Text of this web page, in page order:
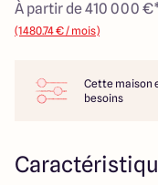
Maisons ARLOGIS
À partir de 410 000
(1480.74 € / mois)
Cette maison
besoins